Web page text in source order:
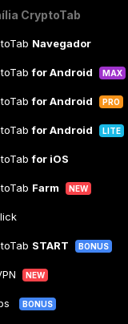
CryptoTab
Navegador
for Android MAX
for Android PRO
for Android LITE
for iOS
Farm NEW
START BONUS
NEW
BONUS